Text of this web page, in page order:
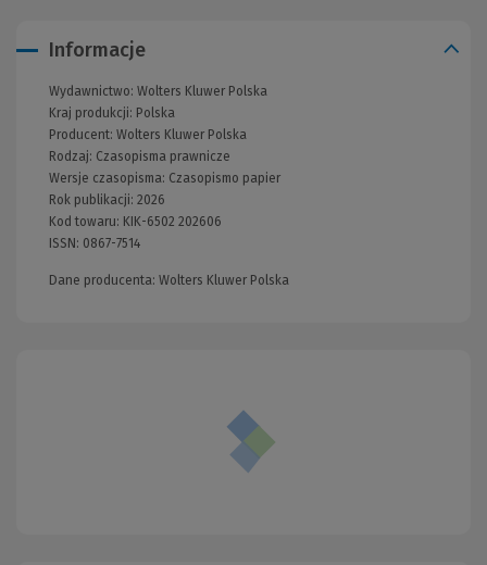
Informacje
Wydawnictwo: Wolters Kluwer Polska
Kraj produkcji: Polska
Producent: Wolters Kluwer Polska
Rodzaj: Czasopisma prawnicze
Wersje czasopisma: Czasopismo papier
Rok publikacji: 2026
Kod towaru: KIK-6502 202606
ISSN: 0867-7514
Dane producenta: Wolters Kluwer Polska